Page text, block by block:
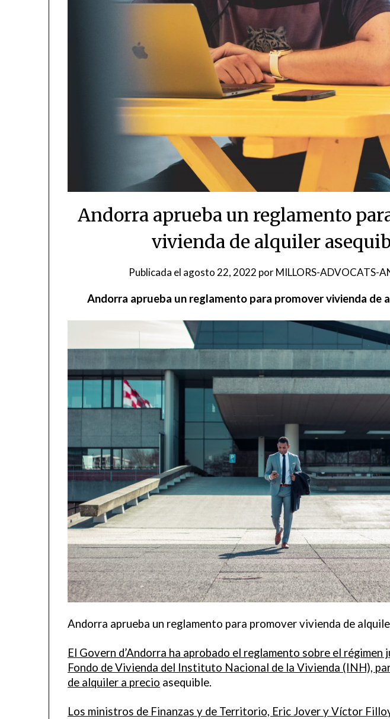
Andorra aprueba un reglamento
vivienda de alquiler
Publicada el agosto 22, 2022 porMILLORS-ADVOCATS-
Andorra aprueba un reglamento para promover vivienda de
Andorra aprueba un reglamento para promover vivienda de
El Govern d’Andorra ha aprobado el reglamento sobre el régimen
Fondo de Vivienda del Instituto Nacional de la Vivienda (INH),
de alquiler a precio asequible.
Los ministros de Finanzas y de Territorio, Eric Jover y Víctor